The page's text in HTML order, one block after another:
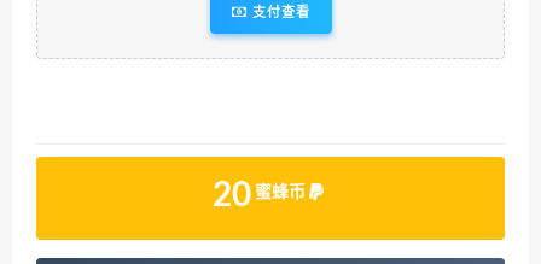
支付查看
20 蜜蜂币